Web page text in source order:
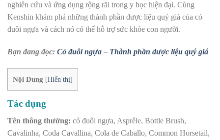
nghiên cứu và ứng dụng rộng rãi trong y học hiện đại. Cùng
Kenshin khám phá những thành phần dược liệu quý giá của cỏ
đuôi ngựa và cách nó có thể hỗ trợ sức khỏe con người.
Bạn đang đọc: Cỏ đuôi ngựa – Thành phần dược liệu quý giá
Nội Dung [Hiển thị]
Tác dụng
Tên thông thường: cỏ đuôi ngựa, Asprêle, Bottle Brush,
Cavalinha, Coda Cavallina, Cola de Caballo, Common Horsetail,